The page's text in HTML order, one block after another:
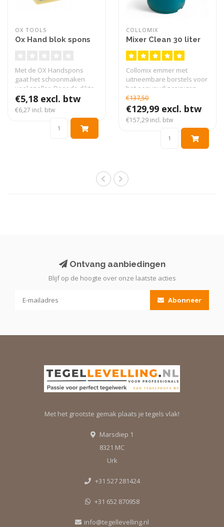
OX TOOLS
Ox Hand blok spons
Met de OX Handspons
gaat het schoonmaken
veel sneller. Door de dikte
van de spon..
€5,18 excl. btw
€6,27 incl. btw
COLLOMIX
Mixer Clean 30 liter
Collomix emmer met
uitneembare borstels voor
het eenvoudig reinigen
van je mengg..
€137,50
€129,99 excl. btw
€157,29 incl. btw
Ontvang aanbiedingen
Blijf op de hoogte over onze laatste acties
Abonneer
Met het grootste gemak plaats je tegels vlak!
Marsdiep 1
8321 MC
Urk
+31 527 281424
+31 652 870958
info@tegellevelling.nl